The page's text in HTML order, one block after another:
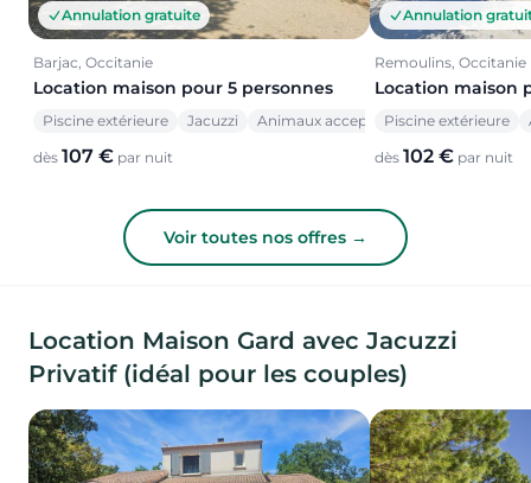
Annulation gratuite
Barjac, Occitanie
Location maison pour 5 personnes
Piscine extérieure Jacuzzi Animaux acceptés
dès 107 € par nuit
Annulation
Remoulins, Occitanie
Location maison
Piscine extérieure
dès 102 € par nuit
Voir toutes nos offres →
Location Maison Gard avec Jacuzzi
Privatif (idéal pour les couples)